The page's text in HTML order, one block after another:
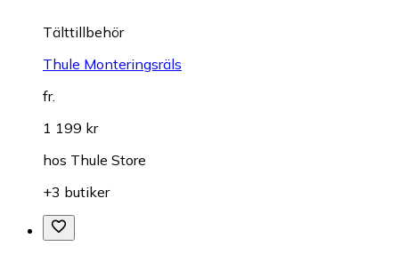
Tälttillbehör
Thule Monteringsräls
fr.
1 199 kr
hos Thule Store
+3 butiker